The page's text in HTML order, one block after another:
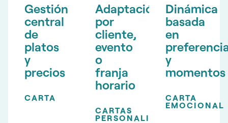
Gestión
central
de
platos
y
precios
CARTA
Adaptación
por
cliente,
evento
o
franja
horario
CARTAS
PERSONALIZADAS
Dinámica
basada
en
y
momentos
CARTA
EMOCIONAL